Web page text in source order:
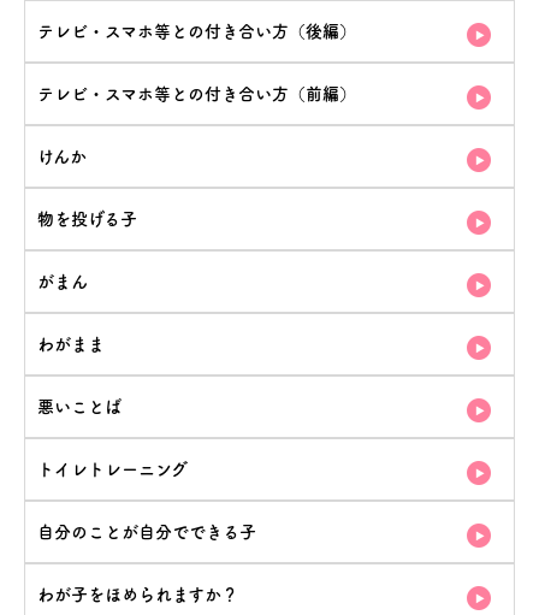
テレビ・スマホ等との付き合い方（後編）
テレビ・スマホ等との付き合い方（前編）
けんか
物を投げる子
がまん
わがまま
悪いことば
トイレトレーニング
自分のことが自分でできる子
わが子をほめられますか？